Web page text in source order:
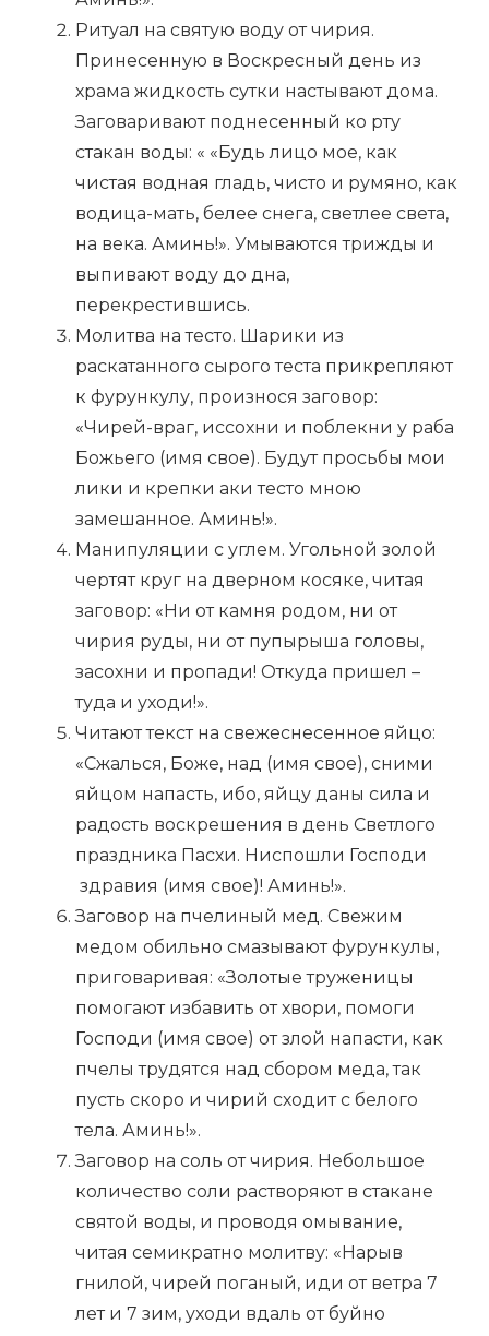
Ритуал на святую воду от чирия.
Принесенную в Воскресный день из
храма жидкость сутки настывают дома.
Заговаривают поднесенный ко рту
стакан воды: « «Будь лицо мое, как
чистая водная гладь, чисто и румяно, как
водица-мать, белее снега, светлее света,
на века. Аминь!». Умываются трижды и
выпивают воду до дна,
перекрестившись.
Молитва на тесто. Шарики из
раскатанного сырого теста прикрепляют
к фурункулу, произнося заговор:
«Чирей-враг, иссохни и поблекни у раба
Божьего (имя свое). Будут просьбы мои
лики и крепки аки тесто мною
замешанное. Аминь!».
Манипуляции с углем. Угольной золой
чертят круг на дверном косяке, читая
заговор: «Ни от камня родом, ни от
чирия руды, ни от пупырыша головы,
засохни и пропади! Откуда пришел –
туда и уходи!».
Читают текст на свежеснесенное яйцо:
«Сжалься, Боже, над (имя свое), сними
яйцом напасть, ибо, яйцу даны сила и
радость воскрешения в день Светлого
праздника Пасхи. Ниспошли Господи
здравия (имя свое)! Аминь!».
Заговор на пчелиный мед. Свежим
медом обильно смазывают фурункулы,
приговаривая: «Золотые труженицы
помогают избавить от хвори, помоги
Господи (имя свое) от злой напасти, как
пчелы трудятся над сбором меда, так
пусть скоро и чирий сходит с белого
тела. Аминь!».
Заговор на соль от чирия. Небольшое
количество соли растворяют в стакане
святой воды, и проводя омывание,
читая семикратно молитву: «Нарыв
гнилой, чирей поганый, иди от ветра 7
лет и 7 зим, уходи вдаль от буйно